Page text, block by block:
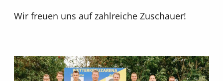
Wir freuen uns auf zahlreiche Zuschauer!